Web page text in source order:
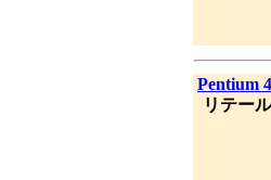
Pentium 4
リテー